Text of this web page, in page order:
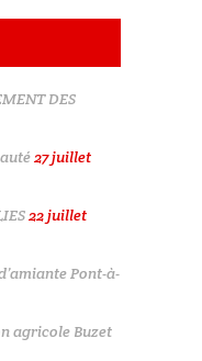
DES
27 juillet
22 juillet
Pont-à-
agricole Buzet